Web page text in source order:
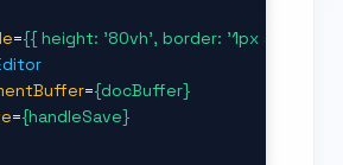
={{ height: '80vh', border: '1px solid
={docBuffer}
={handleSave}